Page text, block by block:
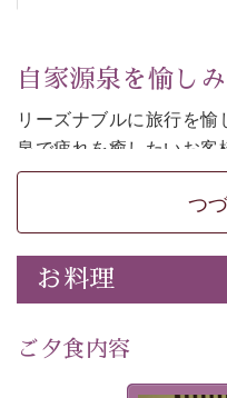
自家源泉を愉し
リーズナブルに旅行を
泉で疲れを癒したいお客
和モダンの落ち着くお
-----------【安心への取り
個室料亭、貸切風呂の
徹底した衛生管理を行っ
つ
お料理
ご夕食内容